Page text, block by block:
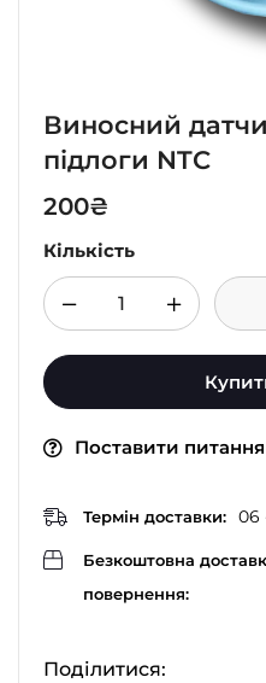
Виносний
підлоги NTC
200₴
Кількість
Поставити питання
Термін доставки: 06
Безкоштовна
повернення:
Поділитися: